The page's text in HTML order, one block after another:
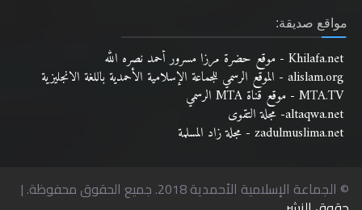
مواقع صديقة:
Khilafa.net - موقع حضرة مرزا مسرور أحمد نصره الله
alislam.org - الموقع الرسمي للجماعة الإسلامية الأحمدية باللغة الانجليزية
MTA.TV - موقع قناة MTA الرسمي
altaqwa.net- مجلة التقوى
zadulmuslima.net - مجلة زاد المسلمة
© الجماعة الإسلامية الأحمدية 2018. جميع الحقوق محفوظة. |